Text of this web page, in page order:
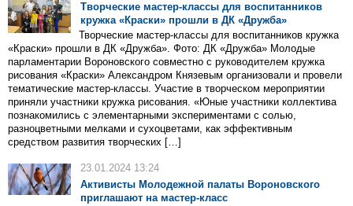
Творческие мастер-классы для воспитанников
кружка «Краски» прошли в ДК «Дружба»
Творческие мастер-классы для воспитанников кружка
«Краски» прошли в ДК «Дружба». Фото: ДК «Дружба» Молодые
парламентарии Вороновского совместно с руководителем кружка
рисования «Краски» Александром Князевым организовали и провели
тематические мастер-классы. Участие в творческом мероприятии
приняли участники кружка рисования. «Юные участники коллектива
познакомились с элементарными экспериментами с солью,
разноцветными мелками и сухоцветами, как эффективным
средством развития творческих […]
23.01.2024 13:24
Активисты Молодежной палаты Вороновского
приглашают на мастер-класс